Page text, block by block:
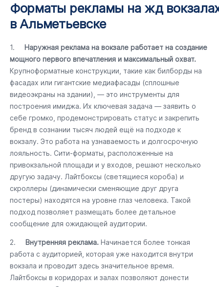
Форматы рекламы на жд
в Альметьевске
1. Наружная реклама на вокзале работает на создание
мощного первого впечатления и максимальный охват.
Крупноформатные конструкции, такие как билборды на
фасадах или гигантские медиафасады (сплошные
видеоэкраны на здании), — это инструменты для
построения имиджа. Их ключевая задача — заявить о
себе громко, продемонстрировать статус и закрепить
бренд в сознании тысяч людей ещё на подходе к
вокзалу. Это работа на узнаваемость и долгосрочную
лояльность. Сити-форматы, расположенные на
привокзальной площади и у входов, решают несколько
другую задачу. Лайтбоксы (светящиеся короба) и
скроллеры (динамически сменяющие друг друга
постеры) находятся на уровне глаз человека. Такой
подход позволяет размещать более детальное
сообщение для ожидающей аудитории.
2. Внутренняя реклама. Начинается более тонкая
работа с аудиторией, которая уже находится внутри
вокзала и проводит здесь значительное время.
Лайтбоксы в коридорах и залах позволяют донести